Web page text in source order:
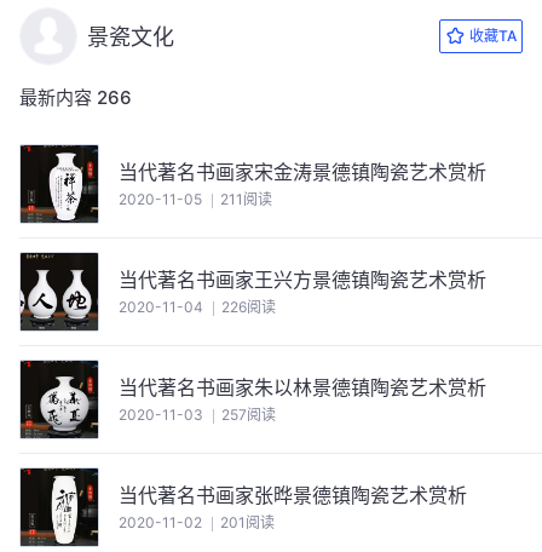
景瓷文化 收藏TA
最新内容 266
当代著名书画家宋金涛景德镇陶瓷艺术赏析
2020-11-05 211阅读
当代著名书画家王兴方景德镇陶瓷艺术赏析
2020-11-04 226阅读
当代著名书画家朱以林景德镇陶瓷艺术赏析
2020-11-03 257阅读
当代著名书画家张晔景德镇陶瓷艺术赏析
2020-11-02 201阅读